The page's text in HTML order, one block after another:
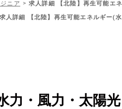
ニア
求人詳細 【北陸】再生可能エ
求人詳細 【北陸】再生可能エネルギー(
力・風力・太陽